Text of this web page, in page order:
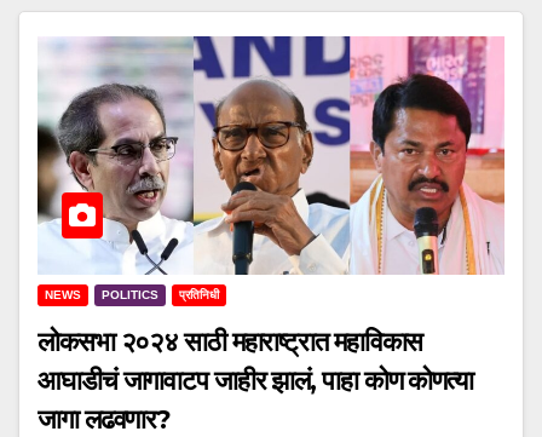
NEWS POLITICS प्रतिनिधी
लोकसभा २०२४ साठी महाराष्ट्रात महाविकास
आघाडीचं जागावाटप जाहीर झालं, पाहा कोण कोणत्या
जागा लढवणार?